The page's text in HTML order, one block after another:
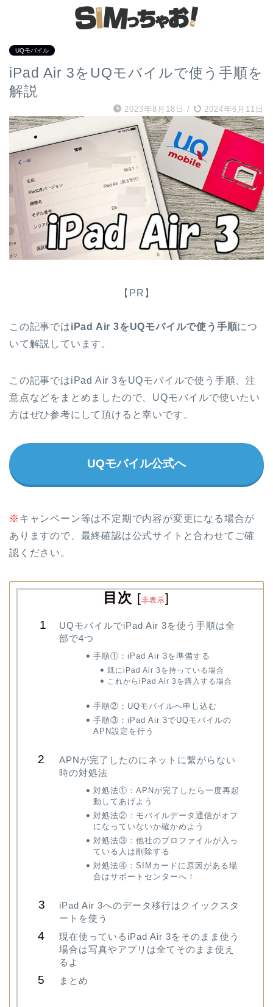
UQモバイル
iPad Air 3をUQモバイルで使う手順を
解説
2023年8月18日 / 2024年6月11日
【PR】
この記事ではiPad Air 3をUQモバイルで使う手順につ
いて解説しています。
この記事ではiPad Air 3をUQモバイルで使う手順、注
意点などをまとめましたので、UQモバイルで使いたい
方はぜひ参考にして頂けると幸いです。
UQモバイル公式へ
※ キャンペーン等は不定期で内容が変更になる場合が
ありますので、最終確認は公式サイトと合わせてご確
認ください。
目次 [非表示]
UQモバイルでiPad Air 3を使う手順は全
部で4つ
手順①：iPad Air 3を準備する
既にiPad Air 3を持っている場合
これからiPad Air 3を購入する場合
手順②：UQモバイルへ申し込む
手順③：iPad Air 3でUQモバイルの
APN設定を行う
APNが完了したのにネットに繋がらない
時の対処法
対処法①：APNが完了したら一度再起
動してあげよう
対処法②：モバイルデータ通信がオフ
になっていないか確かめよう
対処法③：他社のプロファイルが入っ
ている人は削除する
対処法④：SIMカードに原因がある場
合はサポートセンターへ！
iPad Air 3へのデータ移行はクイックスタ
ートを使う
現在使っているiPad Air 3をそのまま使う
場合は写真やアプリは全てそのまま使え
るよ
まとめ